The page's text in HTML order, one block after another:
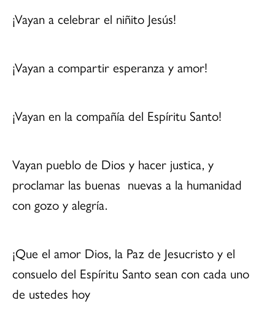
¡Vayan a celebrar el niñito Jesús!
¡Vayan a compartir esperanza y amor!
¡Vayan en la compañía del Espíritu Santo!
Vayan pueblo de Dios y hacer justica, y
proclamar las buenas nuevas a la humanidad
con gozo y alegría.
¡Que el amor Dios, la Paz de Jesucristo y el
consuelo del Espíritu Santo sean con cada uno
de ustedes hoy